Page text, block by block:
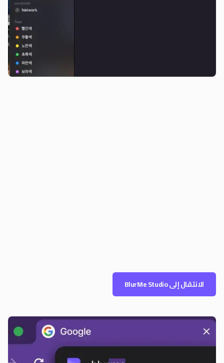
الانتقال إلى BlurMe Studio